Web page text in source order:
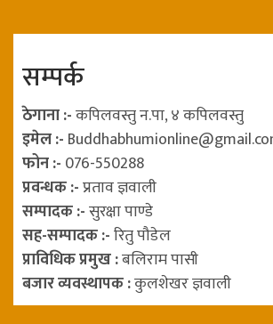
सम्पर्क
ठेगाना :-कपिलवस्तु न.पा, ४ कपिलवस्तु
इमेल :-
फोन :- 076-550288
प्रवन्धक :-प्रताव ज्ञवाली
सम्पादक :-सुरक्षा पाण्डे
सह-सम्पादक :-रितु पौडेल
प्राविधिक प्रमुख :बलिराम पासी
बजार व्यवस्थापक :कुलशेखर ज्ञवाली